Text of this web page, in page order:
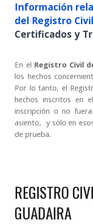
Información
del Registro
Certificados y
En el Registro Civil
los hechos
Por lo tanto, el
hechos inscritos en
inscripción o no
asiento, y sólo en
de prueba.
REGISTRO
GUADAIRA